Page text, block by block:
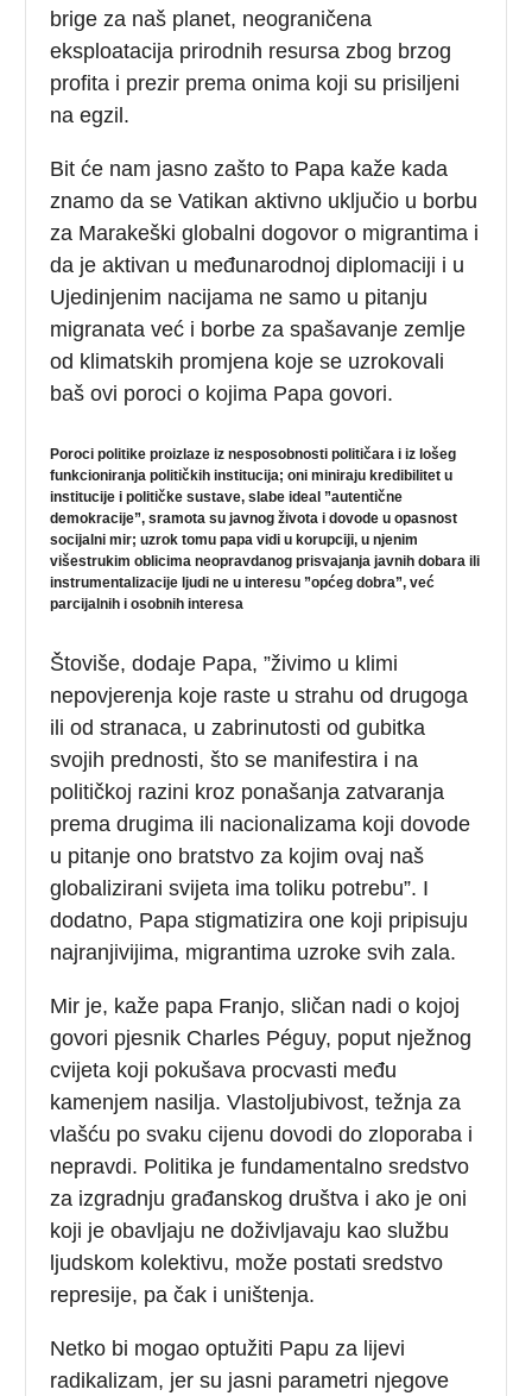
brige za naš planet, neograničena
eksploatacija prirodnih resursa zbog brzog
profita i prezir prema onima koji su prisiljeni
na egzil.
Bit će nam jasno zašto to Papa kaže kada
znamo da se Vatikan aktivno uključio u borbu
za Marakeški globalni dogovor o migrantima i
da je aktivan u međunarodnoj diplomaciji i u
Ujedinjenim nacijama ne samo u pitanju
migranata već i borbe za spašavanje zemlje
od klimatskih promjena koje se uzrokovali
baš ovi poroci o kojima Papa govori.
Poroci politike proizlaze iz nesposobnosti političara i iz lošeg
funkcioniranja političkih institucija; oni miniraju kredibilitet u
institucije i političke sustave, slabe ideal ”autentične
demokracije”, sramota su javnog života i dovode u opasnost
socijalni mir; uzrok tomu papa vidi u korupciji, u njenim
višestrukim oblicima neopravdanog prisvajanja javnih dobara ili
instrumentalizacije ljudi ne u interesu ”općeg dobra”, već
parcijalnih i osobnih interesa
Štoviše, dodaje Papa, ”živimo u klimi
nepovjerenja koje raste u strahu od drugoga
ili od stranaca, u zabrinutosti od gubitka
svojih prednosti, što se manifestira i na
političkoj razini kroz ponašanja zatvaranja
prema drugima ili nacionalizama koji dovode
u pitanje ono bratstvo za kojim ovaj naš
globalizirani svijeta ima toliku potrebu”. I
dodatno, Papa stigmatizira one koji pripisuju
najranjivijima, migrantima uzroke svih zala.
Mir je, kaže papa Franjo, sličan nadi o kojoj
govori pjesnik Charles Péguy, poput nježnog
cvijeta koji pokušava procvasti među
kamenjem nasilja. Vlastoljubivost, težnja za
vlašću po svaku cijenu dovodi do zloporaba i
nepravdi. Politika je fundamentalno sredstvo
za izgradnju građanskog društva i ako je oni
koji je obavljaju ne doživljavaju kao službu
ljudskom kolektivu, može postati sredstvo
represije, pa čak i uništenja.
Netko bi mogao optužiti Papu za lijevi
radikalizam, jer su jasni parametri njegove